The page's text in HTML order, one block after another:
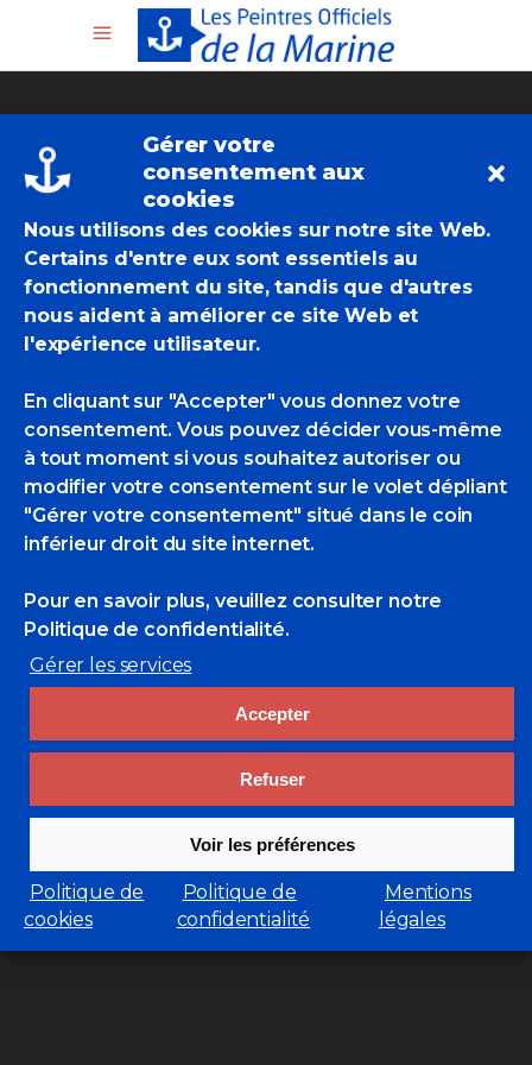
Gérer votre
consentement aux
cookies
Nous utilisons des cookies sur notre site Web.
Certains d'entre eux sont essentiels au
fonctionnement du site, tandis que d'autres
nous aident à améliorer ce site Web et
l'expérience utilisateur.
En cliquant sur "Accepter" vous donnez votre
consentement. Vous pouvez décider vous-même
à tout moment si vous souhaitez autoriser ou
modifier votre consentement sur le volet dépliant
"Gérer votre consentement" situé dans le coin
inférieur droit du site internet.
Pour en savoir plus, veuillez consulter notre
Politique de confidentialité.
Gérer les services
Accepter
Refuser
Voir les préférences
Politique de
cookies
Politique de
confidentialité
Mentions
légales
Coming Soon_
Lorem ipsum dolor sit amet, his ut erat
Consetetur scribentur mea ex, porro
decore in nec. Qui sumo fierent in, at
autem appareat facilisi pri.
00
Months
00 00
00
Minutes
00
Seconds
GET INFO